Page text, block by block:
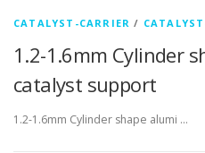
CATALYST-CARRIER /
1.2-1.6mm Cylinder
catalyst support
1.2-1.6mm Cylinder shape alumi …